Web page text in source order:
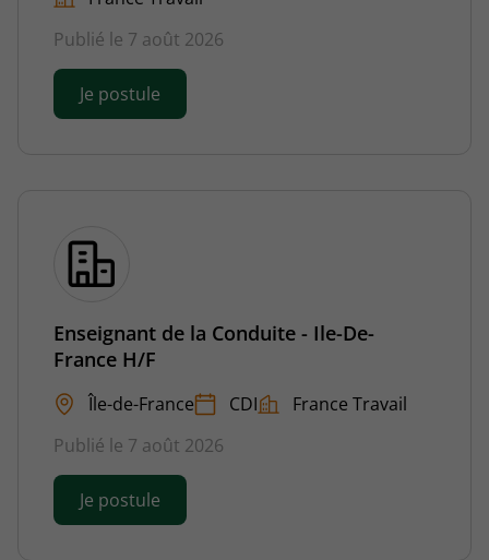
Publié le 7 août 2026
Je postule
Enseignant de la Conduite - Ile-De-
France H/F
Île-de-France CDI
France Travail
Publié le 7 août 2026
Je postule